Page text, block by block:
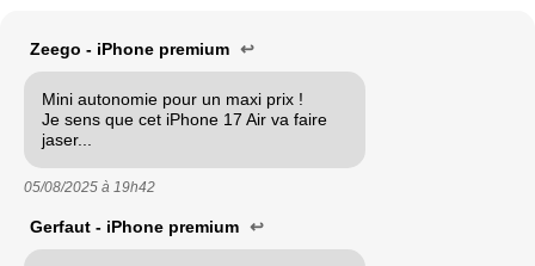
Zeego - iPhone premium ↩
Mini autonomie pour un maxi prix !
Je sens que cet iPhone 17 Air va faire
jaser...
05/08/2025 à 19h42
Gerfaut - iPhone premium ↩